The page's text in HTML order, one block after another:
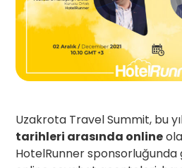
Uzakrota Travel Summit, bu
tarihleri arasında online
HotelRunner